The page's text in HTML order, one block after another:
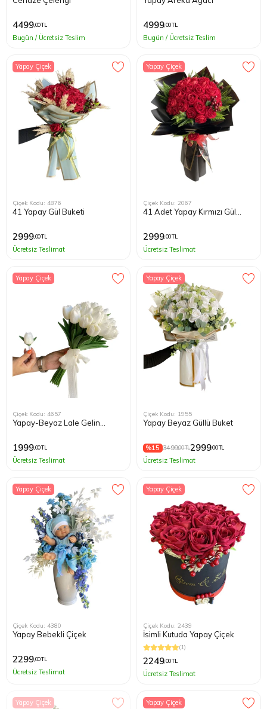
4499,00 TL
Bugün / Ücretsiz Teslim
4999,00 TL
Bugün / Ücretsiz Teslim
Yapay Çiçek
Çiçek Kodu: 4876
41 Yapay Gül Buketi
2999,00 TL
Ücretsiz Teslimat
Yapay Çiçek
Çiçek Kodu: 2067
41 Adet Yapay Kırmızı Gül
2999,00 TL
Ücretsiz Teslimat
Yapay Çiçek
Çiçek Kodu: 4657
Yapay-Beyaz Lale Gelin
1999,00 TL
Ücretsiz Teslimat
Yapay Çiçek
Çiçek Kodu: 1955
Yapay Beyaz Güllü Buket
%15 3499,00 TL2999,00 TL
Ücretsiz Teslimat
Yapay Çiçek
Çiçek Kodu: 4380
Yapay Bebekli Çiçek
2299,00 TL
Ücretsiz Teslimat
Yapay Çiçek
Çiçek Kodu: 2439
İsimli Kutuda Yapay Çiçek
(1)
2249,00 TL
Ücretsiz Teslimat
Yapay Çiçek Yapay Çiçek